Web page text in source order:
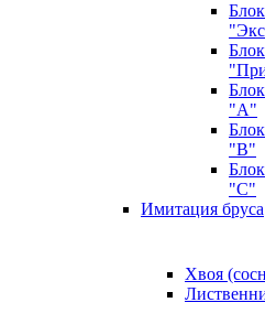
"А"
"B"
"C"
Имитация бруса
Хвоя